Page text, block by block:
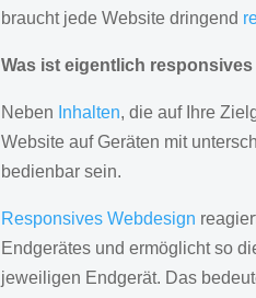
braucht jede Website dringend
Was ist eigentlich
Neben Inhalten, die auf Ihre
Website auf Geräten mit
bedienbar sein.
Responsives Webdesign
Endgerätes und ermöglicht so
jeweiligen Endgerät. Das